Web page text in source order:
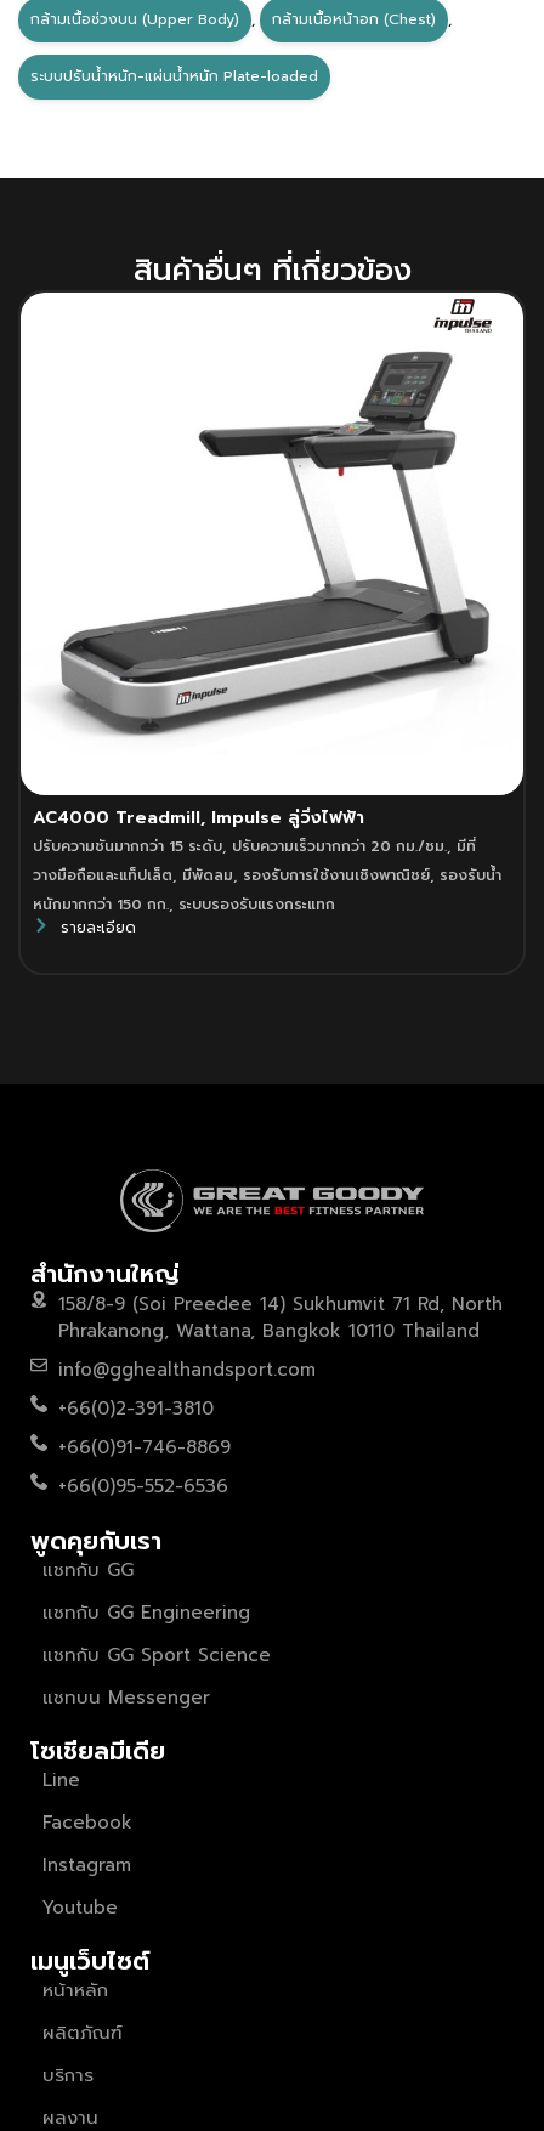
กล้ามเนื้อช่วงบน (Upper Body) , กล้ามเนื้อหน้าอก (Chest) ,
ระบบปรับน้ำหนัก-แผ่นน้ำหนัก Plate-loaded
สินค้าอื่นๆ ที่เกี่ยวข้อง
AC4000 Treadmill, Impulse ลู่วิ่งไฟฟ้า
ปรับความชันมากกว่า 15 ระดับ, ปรับความเร็วมากกว่า 20 กม./ชม., มีที่
วางมือถือและแท็ปเล็ต, มีพัดลม, รองรับการใช้งานเชิงพาณิชย์, รองรับน้ำ
หนักมากกว่า 150 กก., ระบบรองรับแรงกระแทก
รายละเอียด
สำนักงานใหญ่
158/8-9 (Soi Preedee 14) Sukhumvit 71 Rd, North
Phrakanong, Wattana, Bangkok 10110 Thailand
info@gghealthandsport.com
+66(0)2-391-3810
+66(0)91-746-8869
+66(0)95-552-6536
พูดคุยกับเรา
แชทกับ GG
แชทกับ GG Engineering
แชทกับ GG Sport Science
แชทบน Messenger
โซเชียลมีเดีย
Line
Facebook
Instagram
Youtube
เมนูเว็บไซต์
หน้าหลัก
ผลิตภัณฑ์
บริการ
ผลงาน